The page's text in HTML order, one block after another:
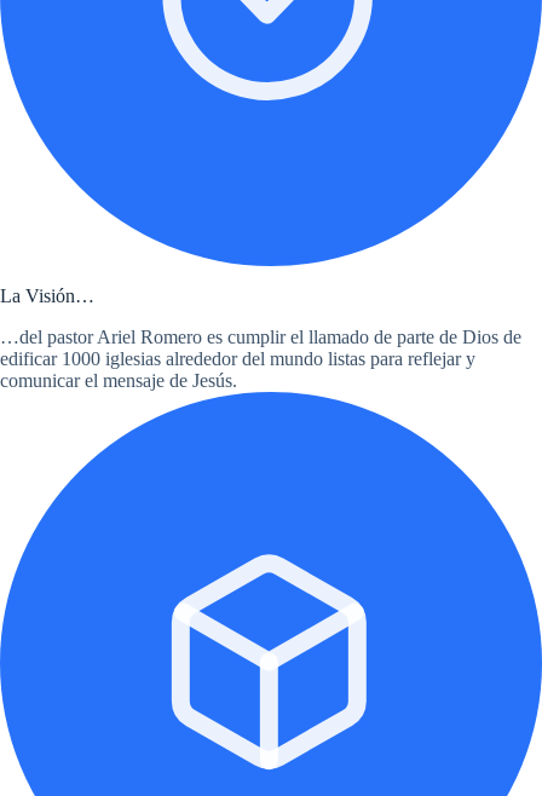
La Visión…
…del pastor Ariel Romero es cumplir el llamado de parte de Dios de
edificar 1000 iglesias alrededor del mundo listas para reflejar y
comunicar el mensaje de Jesús.